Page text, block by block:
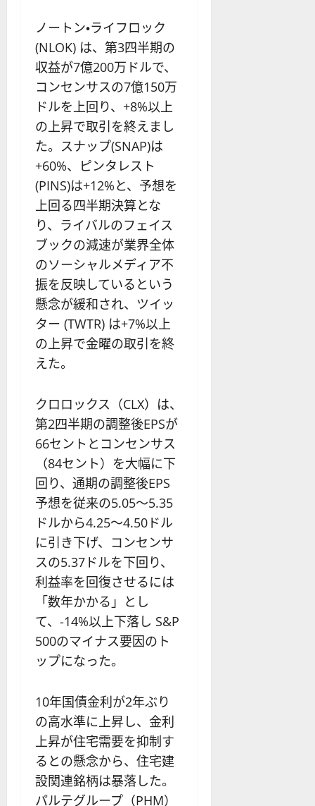
ノートン・ライフロック
(NLOK) は、第3四半期の
収益が7億200万ドルで、
コンセンサスの7億150万
ドルを上回り、+8%以上
の上昇で取引を終えまし
た。スナップ(SNAP)は
+60%、ピンタレスト
(PINS)は+12%と、予想を
上回る四半期決算とな
り、ライバルのフェイス
ブックの減速が業界全体
のソーシャルメディア不
振を反映しているという
懸念が緩和され、ツイッ
ター (TWTR) は+7%以上
の上昇で金曜の取引を終
えた。
クロロックス（CLX）は、
第2四半期の調整後EPSが
66セントとコンセンサス
（84セント）を大幅に下
回り、通期の調整後EPS
予想を従来の5.05～5.35
ドルから4.25～4.50ドル
に引き下げ、コンセンサ
スの5.37ドルを下回り、
利益率を回復させるには
「数年かかる」とし
て、-14%以上下落し S&P
500のマイナス要因のト
ップになった。
10年国債金利が2年ぶり
の高水準に上昇し、金利
上昇が住宅需要を抑制す
るとの懸念から、住宅建
設関連銘柄は暴落した。
パルテグループ（PHM）